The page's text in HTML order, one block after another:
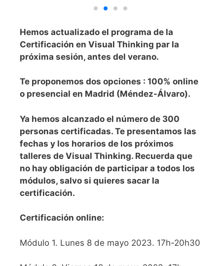
Hemos actualizado el programa de la
Certificación en Visual Thinking par la
próxima sesión, antes del verano.
Te proponemos dos opciones : 100% online
o presencial en Madrid (Méndez-Álvaro).
Ya hemos alcanzado el número de 300
personas certificadas. Te presentamos las
fechas y los horarios de los próximos
talleres de Visual Thinking. Recuerda que
no hay obligación de participar a todos los
módulos, salvo si quieres sacar la
certificación.
Certificación online:
Módulo 1. Lunes 8 de mayo 2023. 17h-20h30